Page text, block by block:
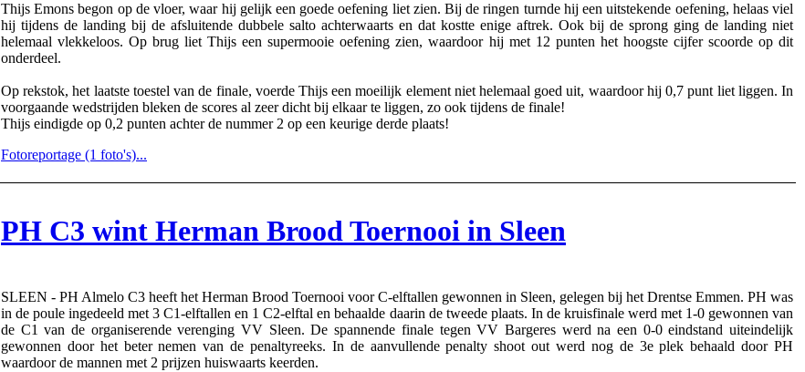
Thijs Emons begon op de vloer, waar hij gelijk een goede oefening liet zien. Bij de ringen turnde hij een uitstekende oefening, helaas viel
hij tijdens de landing bij de afsluitende dubbele salto achterwaarts en dat kostte enige aftrek. Ook bij de sprong ging de landing niet
helemaal vlekkeloos. Op brug liet Thijs een supermooie oefening zien, waardoor hij met 12 punten het hoogste cijfer scoorde op dit
onderdeel.
Op rekstok, het laatste toestel van de finale, voerde Thijs een moeilijk element niet helemaal goed uit, waardoor hij 0,7 punt liet liggen. In
voorgaande wedstrijden bleken de scores al zeer dicht bij elkaar te liggen, zo ook tijdens de finale!
Thijs eindigde op 0,2 punten achter de nummer 2 op een keurige derde plaats!
Fotoreportage (1 foto's)...
PH C3 wint Herman Brood Toernooi in Sleen
SLEEN - PH Almelo C3 heeft het Herman Brood Toernooi voor C-elftallen gewonnen in Sleen, gelegen bij het Drentse Emmen. PH was
in de poule ingedeeld met 3 C1-elftallen en 1 C2-elftal en behaalde daarin de tweede plaats. In de kruisfinale werd met 1-0 gewonnen van
de C1 van de organiserende verenging VV Sleen. De spannende finale tegen VV Bargeres werd na een 0-0 eindstand uiteindelijk
gewonnen door het beter nemen van de penaltyreeks. In de aanvullende penalty shoot out werd nog de 3e plek behaald door PH
waardoor de mannen met 2 prijzen huiswaarts keerden.